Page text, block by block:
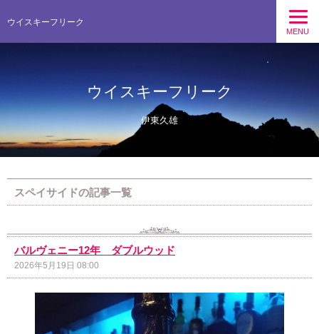
ウイスキーフリーク
MENU
ウイスキーフリーク
伊東久雄
スペイサイドの記事一覧
バルヴェニー12年 ダブルウッド
2026年5月19日 08:00